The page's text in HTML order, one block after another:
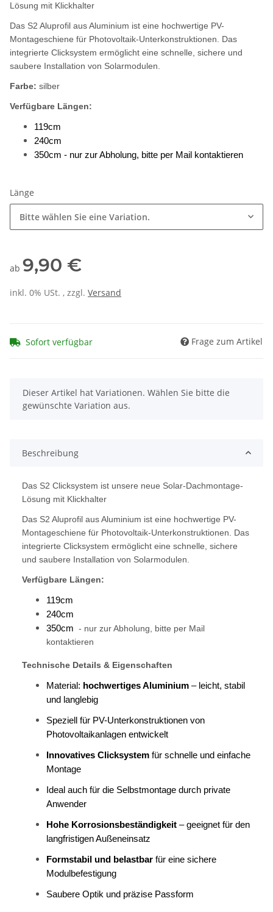
Lösung mit Klickhalter
Das S2 Aluprofil aus Aluminium ist eine hochwertige PV-
Montageschiene für Photovoltaik-Unterkonstruktionen. Das
integrierte Clicksystem ermöglicht eine schnelle, sichere und
saubere Installation von Solarmodulen.
Farbe: silber
Verfügbare Längen:
119cm
240cm
350cm - nur zur Abholung, bitte per Mail kontaktieren
Länge
Bitte wählen Sie eine Variation.
ab 9,90 €
inkl. 0% USt. , zzgl. Versand
Sofort verfügbar Frage zum Artikel
x
Dieser Artikel hat Variationen. Wählen Sie bitte die
gewünschte Variation aus.
Beschreibung
Das S2 Clicksystem ist unsere neue Solar-Dachmontage-
Lösung mit Klickhalter
Das S2 Aluprofil aus Aluminium ist eine hochwertige PV-
Montageschiene für Photovoltaik-Unterkonstruktionen. Das
integrierte Clicksystem ermöglicht eine schnelle, sichere
und saubere Installation von Solarmodulen.
Verfügbare Längen:
119cm
240cm
350cm - nur zur Abholung, bitte per Mail
kontaktieren
Technische Details & Eigenschaften
Material: hochwertiges Aluminium – leicht, stabil
und langlebig
Speziell für PV-Unterkonstruktionen von
Photovoltaikanlagen entwickelt
Innovatives Clicksystem für schnelle und einfache
Montage
Ideal auch für die Selbstmontage durch private
Anwender
Hohe Korrosionsbeständigkeit – geeignet für den
langfristigen Außeneinsatz
Formstabil und belastbar für eine sichere
Modulbefestigung
Saubere Optik und präzise Passform